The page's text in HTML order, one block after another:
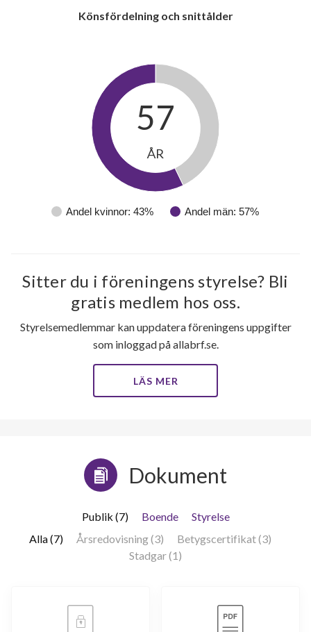
Könsfördelning och snittålder
Andel kvinnor: 43% Andel män: 57%
57
ÅR
Sitter du i föreningens styrelse? Bli
gratis medlem hos oss.
Styrelsemedlemmar kan uppdatera föreningens uppgifter
som inloggad på allabrf.se.
LÄS MER
Dokument
Publik (7) Boende
Styrelse
Alla (7)
Årsredovisning (3)
Betygscertifikat (3)
Stadgar (1)